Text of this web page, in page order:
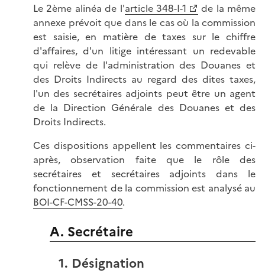
Le 2ème alinéa de l'article 348-I-1
de la même
annexe prévoit que dans le cas où la commission
est saisie, en matière de taxes sur le chiffre
d'affaires, d'un litige intéressant un redevable
qui relève de l'administration des Douanes et
des Droits Indirects au regard des dites taxes,
l'un des secrétaires adjoints peut être un agent
de la Direction Générale des Douanes et des
Droits Indirects.
Ces dispositions appellent les commentaires ci-
après, observation faite que le rôle des
secrétaires et secrétaires adjoints dans le
fonctionnement de la commission est analysé au
BOI-CF-CMSS-20-40.
A. Secrétaire
1. Désignation